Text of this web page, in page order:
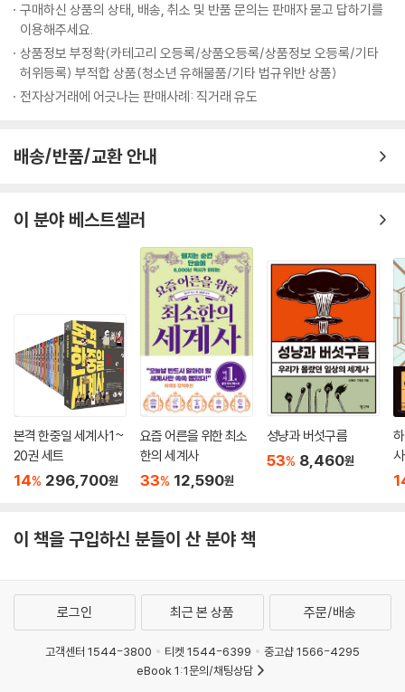
이렇듯 현재를 재해석하고 미래를 내다보는 통찰과 함께 이 책에서는 일상
속에 자연스레 활용할 수 있는 지식과 이야깃거리를 가득 만날 수 있다. 문
화유적의 예쁜 사진을 찍는 것을 넘어 이집트 피라미드가 애초에 왜 그리
크게 지어졌는지, 베르사유 궁전이 왜 프랑스 사람들과 닮았는지, 베드로
성당의 건축이 종교개혁과 어떤 관련이 있는지 당신이 나눌 수 있는 대화
구매하신 상품의 상태, 배송, 취소 및 반품 문의는 판매자 묻고 답하기를
이용해주세요.
상품정보 부정확(카테고리 오등록/상품오등록/상품정보 오등록/기타
허위등록) 부적합 상품(청소년 유해물품/기타 법규위반 상품)
전자상거래에 어긋나는 판매사례: 직거래 유도
배송/반품/교환 안내
이 분야 베스트셀러
본격 한중일 세계사 1~
20권 세트
14% 296,700원
요즘 어른을 위한 최소
한의 세계사
33% 12,590원
성냥과 버섯구름
53% 8,460원
이 책을 구입하신 분들이 산 분야 책
로그인 최근 본 상품 주문/배송
고객센터 1544-3800 티켓 1544-6399
중고샵 1566-4295
eBook 1:1문의/채팅상담